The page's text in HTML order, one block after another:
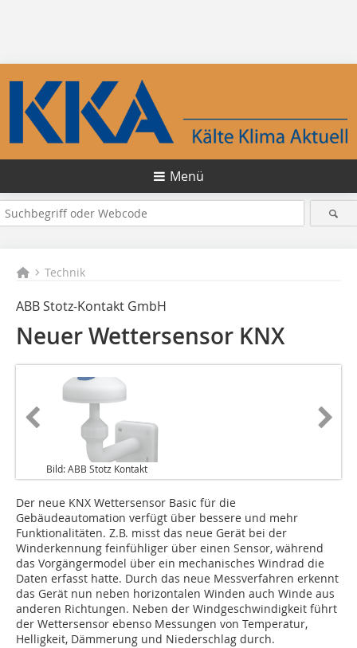
Menü
Technik
ABB Stotz-Kontakt GmbH
Neuer Wettersensor KNX
Bild: ABB Stotz Kontakt
Der neue KNX Wettersensor Basic für die
Gebäudeautomation verfügt über bessere und mehr
Funktionalitäten. Z.B. misst das neue Gerät bei der
Winderkennung feinfühliger über einen Sensor, während
das Vorgängermodel über ein mechanisches Windrad die
Daten erfasst hatte. Durch das neue Messverfahren erkennt
das Gerät nun neben horizontalen Winden auch Winde aus
anderen Richtungen. Neben der Windgeschwindigkeit führt
der Wettersensor ebenso Messungen von Temperatur,
Helligkeit, Dämmerung und Niederschlag durch.